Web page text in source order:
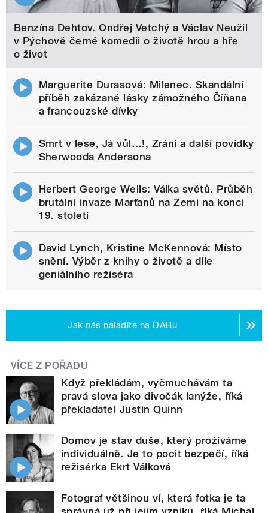
Benzína Dehtov. Ondřej Vetchý a Václav Neužil
v Pýchově černé komedii o životě hrou a hře
o život
Marguerite Durasová: Milenec. Skandální
příběh zakázané lásky zámožného Číňana
a francouzské dívky
Smrt v lese, Já vůl…!, Zrání a další povídky
Sherwooda Andersona
Herbert George Wells: Válka světů. Průběh
brutální invaze Marťanů na Zemi na konci
19. století
David Lynch, Kristine McKennová: Místo
snění. Výběr z knihy o životě a díle
geniálního režiséra
Jak nás naladíte na DABu
VÍCE Z POŘADU
Když překládám, vyčmuchávám ta
pravá slova jako divočák lanýže, říká
překladatel Justin Quinn
Domov je stav duše, který prožíváme
individuálně. Je to pocit bezpečí, říká
režisérka Ekrt Válková
Fotograf většinou ví, která fotka je ta